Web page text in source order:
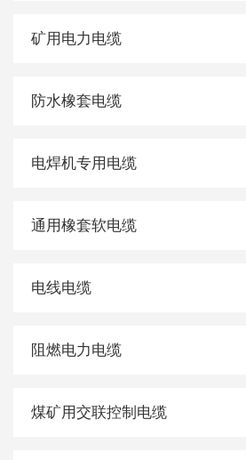
矿用电力电缆
防水橡套电缆
电焊机专用电缆
通用橡套软电缆
电线电缆
阻燃电力电缆
煤矿用交联控制电缆